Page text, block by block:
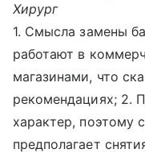
Хирург
1. Смысла замены
работают в
магазинами, что
рекомендациях; 2.
характер, поэтому
предполагает